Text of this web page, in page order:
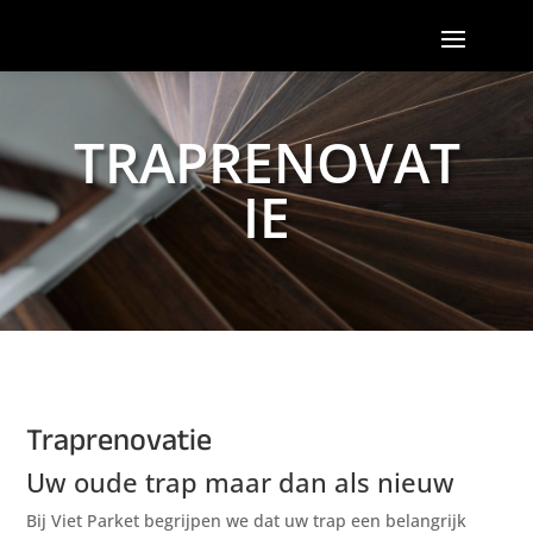
TRAPRENOVAT
IE
Traprenovatie
Uw oude trap maar dan als nieuw
Bij Viet Parket begrijpen we dat uw trap een belangrijk